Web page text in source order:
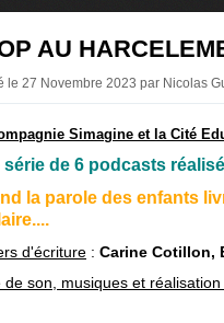
AU
le 27 Novembre 2023 par Nicolas
Simagine et la Cité
série de 6 podcasts
la parole des enfants
d'écriture : Carine Cotillon,
de son, musiques et